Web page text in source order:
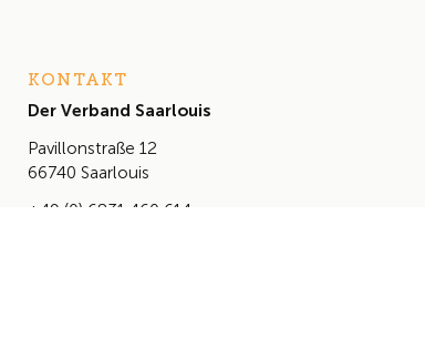
KONTAKT
Der Verband Saarlouis
Pavillonstraße 12
66740 Saarlouis
+49 (0) 6831 460 614